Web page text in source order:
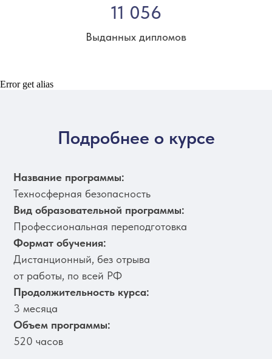
11 056
Выданных дипломов
Error get alias
Подробнее о курсе
Название программы:
Техносферная безопасность
Вид образовательной программы:
Профессиональная переподготовка
Формат обучения:
Дистанционный, без отрыва
от работы, по всей РФ
Продолжительность курса:
3 месяца
Объем программы:
520 часов